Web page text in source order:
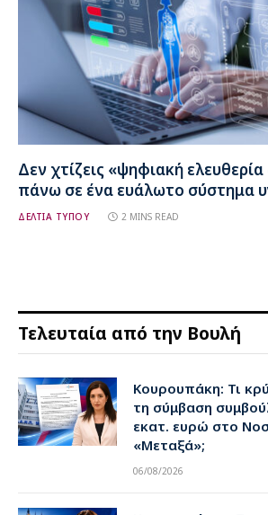
Δεν χτίζεις «ψηφιακή
πάνω σε ένα ευάλωτο σύστημα
ΔΕΛΤΙΑ ΤΥΠΟΥ 2 MINS READ
Τελευταία από την Βουλή
Κουρουπάκη: Τι
τη σύμβαση
εκατ. ευρώ στο
«Μεταξά»;
06/08/2026